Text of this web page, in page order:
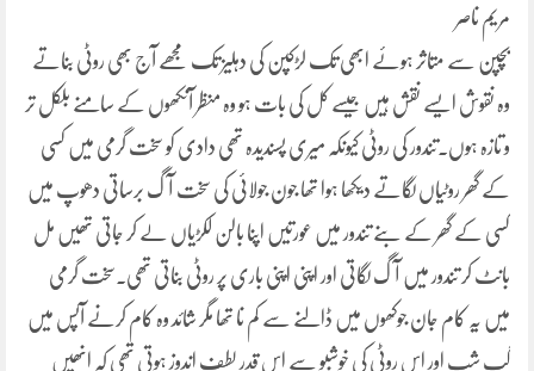
مریم ناصر
بچپن سے متاثر ہوئے ابھی تک لڑکپن کی دہلیز تک مجھے آج بھی روٹی بناتے
وہ نقوش ایسے نقش ہیں جیسے کل کی بات ہو وہ منظر آنکھوں کے سامنے بلکل تر
و تازہ ہوں۔تندور کی روٹی کیونکہ میری پسندیدہ تھی دادی کو سخت گرمی میں کسی
کے گھر روٹیاں لگاتے دیکھا ہوا تھا جون جولائی کی سخت آگ برساتی دھوپ میں
کسی کے گھر کے بنے تندور میں عورتیں اپنا بالن لکڑیاں لے کر جاتی تھیں مل
بانٹ کر تندور میں آگ لگاتی اور اپنی اپنی باری پر روٹی بناتی تھی۔سخت گرمی
میں یہ کام جان جوکھوں میں ڈالنے سے کم نا تھا مگر شائد وہ کام کرنے آپس میں
گپ شپ اور اس روٹی کی خوشبو سے اس قدر لطف اندوز ہوتی تھی کہ انھیں